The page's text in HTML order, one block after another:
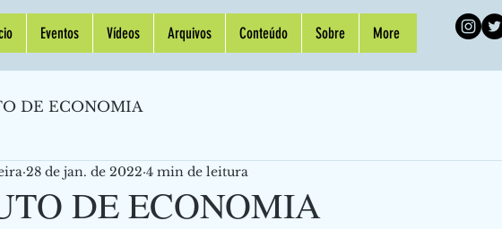
Eventos Vídeos Arquivos Conteúdo Sobre More
DE ECONOMIA
DE ECONOMIA
28 de jan. de 2022 4 min de leitura